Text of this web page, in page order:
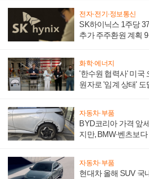
전자·전기·정보통신
SK하이닉스 1주당
추가 주주환원 계획
화학·에너지
'한수원 협력사' 미국
원자로 '임계 상태' 도
자동차·부품
BYD코리아 가격 앞
지만, BMW·벤츠보
자동차·부품
현대차 올해 SUV 국